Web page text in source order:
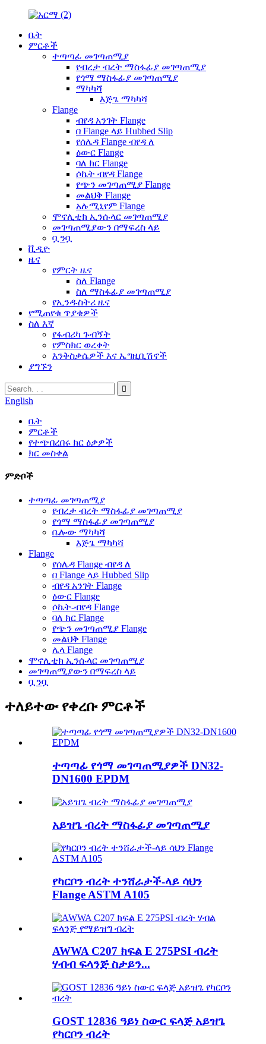
ቤት
ምርቶች
ተጣጣፊ መገጣጠሚያ
የብረታ ብረት ማስፋፊያ መገጣጠሚያ
የጎማ ማስፋፊያ መገጣጠሚያ
ማካካሻ
እጅጌ ማካካሻ
Flange
ብየዳ አንገት Flange
በ Flange ላይ Hubbed Slip
የሰሌዳ Flange ብየዳ ለ
ዕውር Flange
ባለ ክር Flange
ሶኬት ብየዳ Flange
የጭን መገጣጠሚያ Flange
መልህቅ Flange
አሉሚኒየም Flange
ሞኖሊቲክ ኢንሱላር መገጣጠሚያ
መገጣጠሚያውን በማፍረስ ላይ
ቧንቧ
ቪዲዮ
ዜና
የምርት ዜና
ስለ Flange
ስለ ማስፋፊያ መገጣጠሚያ
የኢንዱስትሪ ዜና
የሚጠየቁ ጥያቄዎች
ስለ እኛ
የፋብሪካ ጉብኝት
የምስክር ወረቀት
እንቅስቃሴዎች እና ኤግዚቢሽኖች
ያግኙን
English
ቤት
ምርቶች
የተጭበረበሩ ክር ዕቃዎች
ክር መስቀል
ምድቦች
ተጣጣፊ መገጣጠሚያ
የብረታ ብረት ማስፋፊያ መገጣጠሚያ
የጎማ ማስፋፊያ መገጣጠሚያ
ቤሎው ማካካሻ
እጅጌ ማካካሻ
Flange
የሰሌዳ Flange ብየዳ ለ
በ Flange ላይ Hubbed Slip
ብየዳ አንገት Flange
ዕውር Flange
ሶኬት-ብየዳ Flange
ባለ ክር Flange
የጭን መገጣጠሚያ Flange
መልህቅ Flange
ሌላ Flange
ሞኖሊቲክ ኢንሱላር መገጣጠሚያ
መገጣጠሚያውን በማፍረስ ላይ
ቧንቧ
ተለይተው የቀረቡ ምርቶች
ተጣጣፊ የጎማ መገጣጠሚያዎች DN32-
DN1600 EPDM
አይዝጌ ብረት ማስፋፊያ መገጣጠሚያ
የካርቦን ብረት ተንሸራታች-ላይ ሳህን
Flange ASTM A105
AWWA C207 ክፍል E 275PSI ብረት
ሃብብ ፍላንጅ ስታይን...
GOST 12836 ዓይነ ስውር ፍላጅ አይዝጌ
የካርቦን ብረት